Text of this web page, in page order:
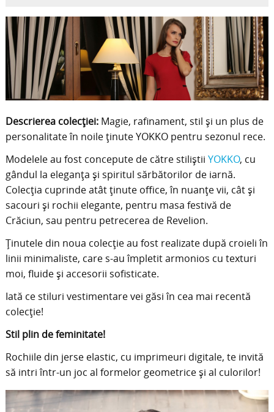
Descrierea colecției:Magie, rafinament, stil și un plus de
personalitate în noile ținute YOKKO pentru sezonul rece.
Modelele au fost concepute de către stiliștii YOKKO, cu
gândul la eleganța și spiritul sărbătorilor de iarnă.
Colecția cuprinde atât ținute office, în nuanțe vii, cât și
sacouri și rochii elegante, pentru masa festivă de
Crăciun, sau pentru petrecerea de Revelion.
Ținutele din noua colecție au fost realizate după croieli în
linii minimaliste, care s-au împletit armonios cu texturi
moi, fluide și accesorii sofisticate.
Iată ce stiluri vestimentare vei găsi în cea mai recentă
colecție!
Stil plin de feminitate!
Rochiile din jerse elastic, cu imprimeuri digitale, te invită
să intri într-un joc al formelor geometrice și al culorilor!